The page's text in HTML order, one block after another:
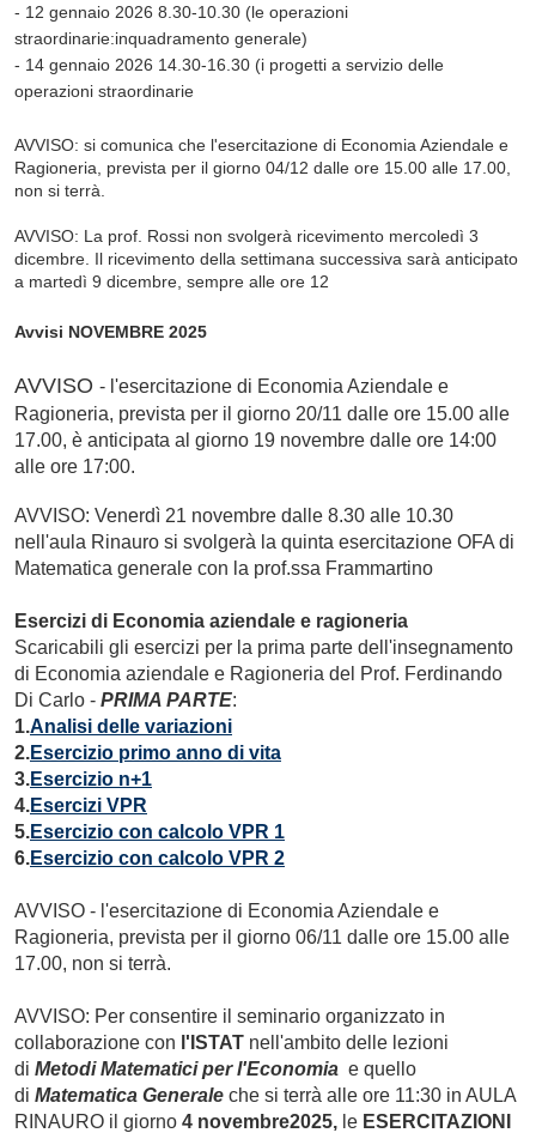
- 12 gennaio 2026 8.30-10.30 (le operazioni
straordinarie:inquadramento generale)
- 14 gennaio 2026 14.30-16.30 (i progetti a servizio delle
operazioni straordinarie
AVVISO: si comunica che l'esercitazione di Economia Aziendale e
Ragioneria, prevista per il giorno 04/12 dalle ore 15.00 alle 17.00,
non si terrà.
AVVISO: La prof. Rossi non svolgerà ricevimento mercoledì 3
dicembre. Il ricevimento della settimana successiva sarà anticipato
a martedì 9 dicembre, sempre alle ore 12
Avvisi NOVEMBRE 2025
AVVISO - l'esercitazione di Economia Aziendale e
Ragioneria, prevista per il giorno 20/11 dalle ore 15.00 alle
17.00, è anticipata al giorno 19 novembre dalle ore 14:00
alle ore 17:00.
AVVISO: Venerdì 21 novembre dalle 8.30 alle 10.30
nell'aula Rinauro si svolgerà la quinta esercitazione OFA di
Matematica generale con la prof.ssa Frammartino
Esercizi di Economia aziendale e ragioneria
Scaricabili gli esercizi per la prima parte dell'insegnamento
di Economia aziendale e Ragioneria del Prof. Ferdinando
Di Carlo - PRIMA PARTE:
1.Analisi delle variazioni
2.Esercizio primo anno di vita
3.Esercizio n+1
4.Esercizi VPR
5.Esercizio con calcolo VPR 1
6.Esercizio con calcolo VPR 2
AVVISO - l'esercitazione di Economia Aziendale e
Ragioneria, prevista per il giorno 06/11 dalle ore 15.00 alle
17.00, non si terrà.
AVVISO: Per consentire il seminario organizzato in
collaborazione con l'ISTAT nell'ambito delle lezioni
di Metodi Matematici per l'Economia e quello
di Matematica Generale che si terrà alle ore 11:30 in AULA
RINAURO il giorno 4 novembre2025, le ESERCITAZIONI